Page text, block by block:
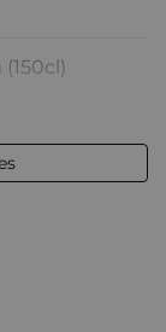
- 150 cl